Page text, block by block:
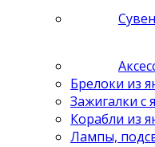
Брелоки из
Зажигалки с
Корабли из
Лампы,